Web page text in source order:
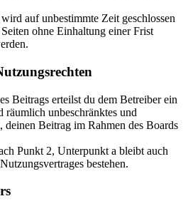
auf unbestimmte Zeit geschlossen
ohne Einhaltung einer Frist
Beitrags erteilst du dem Betreiber ein
räumlich unbeschränktes und
deinen Beitrag im Rahmen des Boards
Punkt 2, Unterpunkt a bleibt auch
bestehen.